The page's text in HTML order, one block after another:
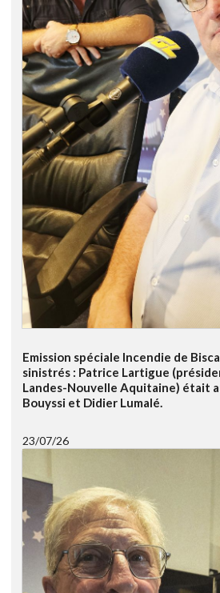
Emission spéciale Incendie de
sinistrés : Patrice Lartigue
Landes-Nouvelle Aquitaine) était
Bouyssi et Didier Lumalé.
23/07/26